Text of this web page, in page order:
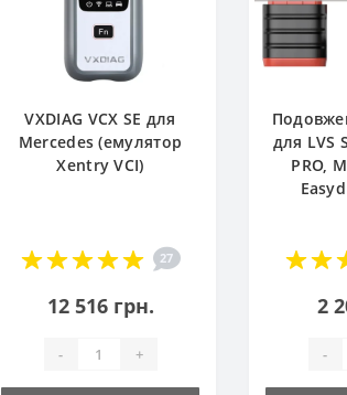
VXDIAG VCX SE для
Mercedes (емулятор
Xentry VCI)
27
12 516 грн.
- +
для LVS
PRO,
2
-